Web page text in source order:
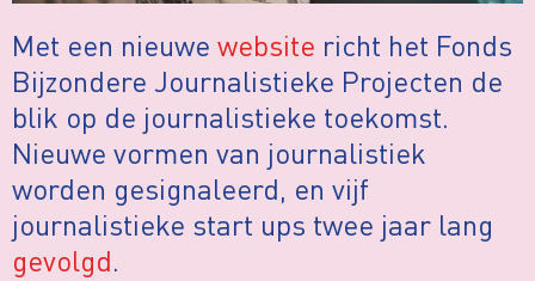
Met een nieuwe website richt het Fonds
Bijzondere Journalistieke Projecten de
blik op de journalistieke toekomst.
Nieuwe vormen van journalistiek
worden gesignaleerd, en vijf
journalistieke start ups twee jaar lang
gevolgd.